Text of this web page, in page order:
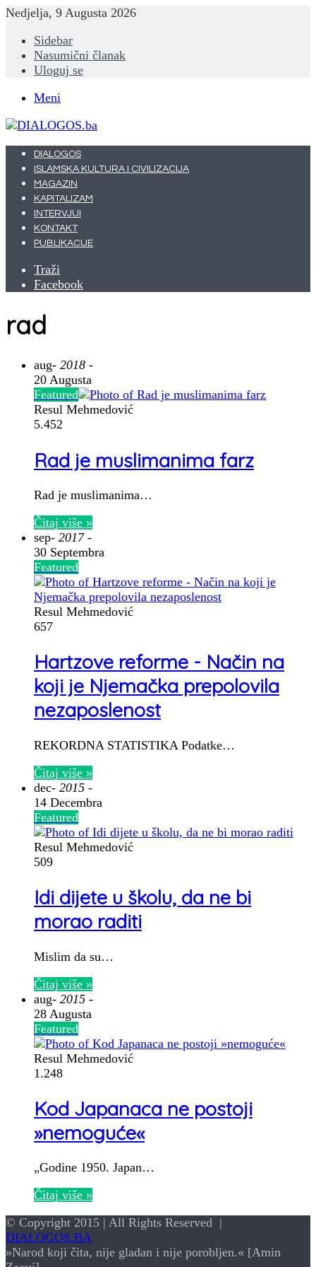
Nedjelja, 9 Augusta 2026
Sidebar
Nasumični članak
Uloguj se
Meni
DIALOGOS
ISLAMSKA KULTURA I CIVILIZACIJA
MAGAZIN
KAPITALIZAM
INTERVJUI
KONTAKT
PUBLIKACIJE
Traži
Facebook
rad
aug- 2018 -
20 Augusta
Featured
Resul Mehmedović
5.452
Rad je muslimanima farz
Rad je muslimanima…
Čitaj više »
sep- 2017 -
30 Septembra
Featured
Resul Mehmedović
657
Hartzove reforme - Način na
koji je Njemačka prepolovila
nezaposlenost
REKORDNA STATISTIKA Podatke…
Čitaj više »
dec- 2015 -
14 Decembra
Featured
Resul Mehmedović
509
Idi dijete u školu, da ne bi
morao raditi
Mislim da su…
Čitaj više »
aug- 2015 -
28 Augusta
Featured
Resul Mehmedović
1.248
Kod Japanaca ne postoji
»nemoguće«
„Godine 1950. Japan…
Čitaj više »
© Copyright 2015 | All Rights Reserved |
DIALOGOS.BA
»Narod koji čita, nije gladan i nije porobljen.« [Amin